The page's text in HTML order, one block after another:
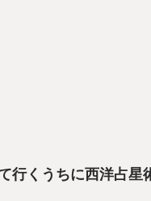
くうちに西洋占星